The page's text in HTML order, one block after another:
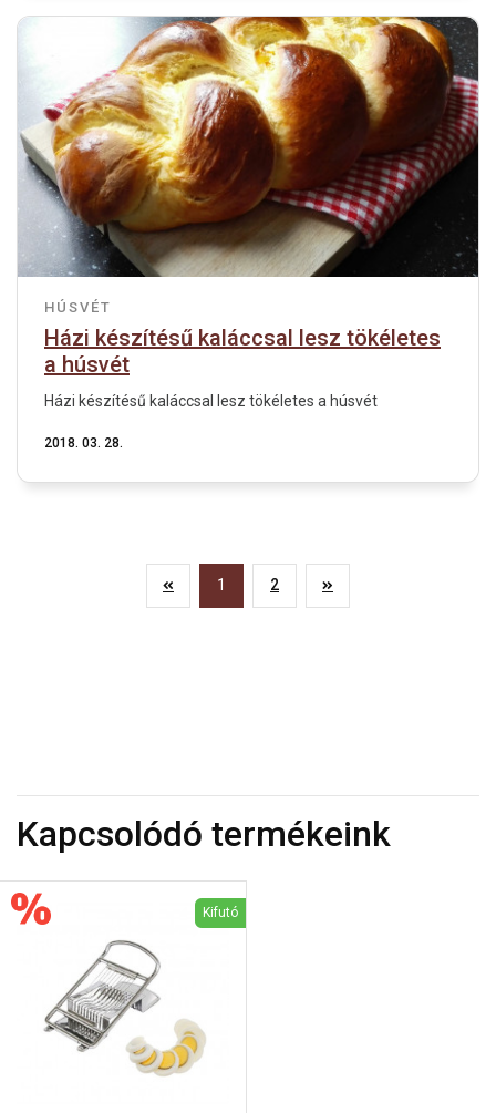
HÚSVÉT
Házi készítésű kaláccsal lesz tökéletes
a húsvét
Házi készítésű kaláccsal lesz tökéletes a húsvét
2018. 03. 28.
1 2
Kapcsolódó termékeink
Kifutó